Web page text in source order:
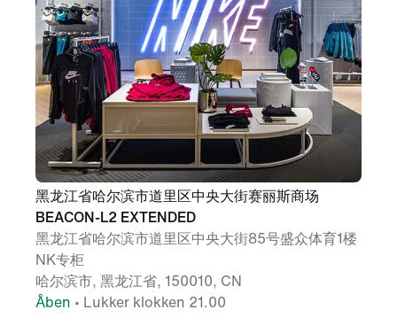
黑龙江省哈尔滨市道里区中央大街赛丽斯商场
BEACON-L2 EXTENDED
黑龙江省哈尔滨市道里区中央大街85号盛众体育1楼
NK专柜
哈尔滨市, 黑龙江省, 150010, CN
Åben • Lukker klokken 21.00